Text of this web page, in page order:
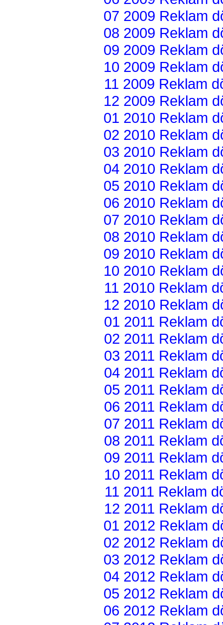
07 2009 Reklam
08 2009 Reklam
09 2009 Reklam
10 2009 Reklam
11 2009 Reklam
12 2009 Reklam
01 2010 Reklam
02 2010 Reklam
03 2010 Reklam
04 2010 Reklam
05 2010 Reklam
06 2010 Reklam
07 2010 Reklam
08 2010 Reklam
09 2010 Reklam
10 2010 Reklam
11 2010 Reklam
12 2010 Reklam
01 2011 Reklam
02 2011 Reklam
03 2011 Reklam
04 2011 Reklam
05 2011 Reklam
06 2011 Reklam
07 2011 Reklam
08 2011 Reklam
09 2011 Reklam
10 2011 Reklam
11 2011 Reklam
12 2011 Reklam
01 2012 Reklam
02 2012 Reklam
03 2012 Reklam
04 2012 Reklam
05 2012 Reklam
06 2012 Reklam